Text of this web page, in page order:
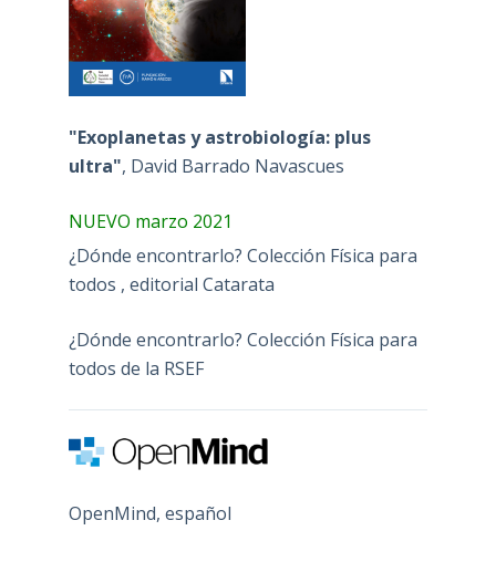
"Exoplanetas y astrobiología: plus
ultra", David Barrado Navascues
NUEVO marzo 2021
¿Dónde encontrarlo? Colección Física para
todos , editorial Catarata
¿Dónde encontrarlo? Colección Física para
todos de la RSEF
OpenMind, español